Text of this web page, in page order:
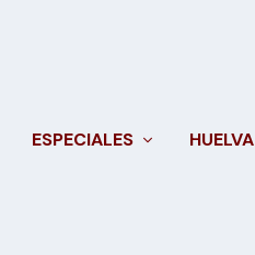
ESPECIALES HUELVA